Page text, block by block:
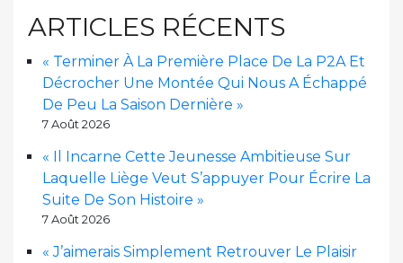
ARTICLES RÉCENTS
« Terminer À La Première Place De La P2A Et
Décrocher Une Montée Qui Nous A Échappé
De Peu La Saison Dernière »
7 Août 2026
« Il Incarne Cette Jeunesse Ambitieuse Sur
Laquelle Liège Veut S’appuyer Pour Écrire La
Suite De Son Histoire »
7 Août 2026
« J’aimerais Simplement Retrouver Le Plaisir